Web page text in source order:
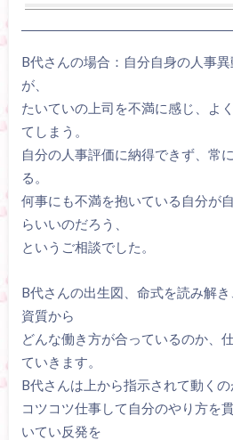
B代さんの場合：自分自身の人事
が、
たいていの上司を不満に感じ、よ
てしまう。
自分の人事評価に納得できず、常
る。
何事にも不満を抱いている自分が
らいいのだろう、
というご相談でした。
B代さんの出生図、命式を読み解
資質から
どんな働き方が合っているのか、
ていきます。
B代さんは上から指示されて動くの
コツコツ仕事して自分のやり方を
いてい反発を